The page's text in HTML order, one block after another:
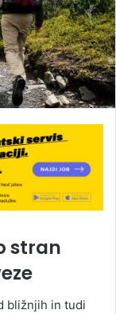
stran
bližnjih in tudi